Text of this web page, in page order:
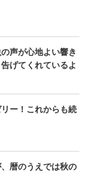
声が心地よい響き
げてくれているよ
ー！これからも続
暦のうえでは秋の